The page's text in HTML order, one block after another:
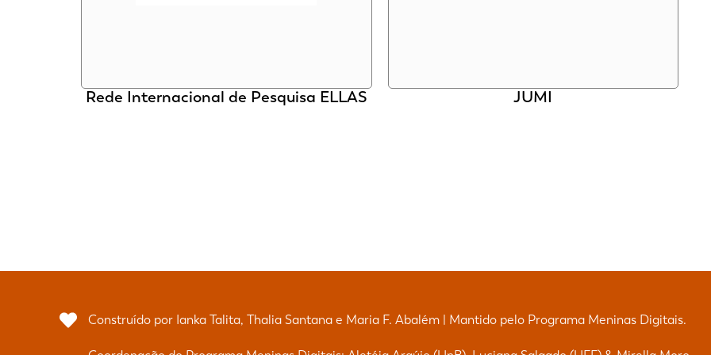
Rede Internacional de Pesquisa ELLAS JUMI
Construído por Ianka Talita, Thalia Santana e Maria F. Abalém | Mantido pelo Programa Meninas Digitais.